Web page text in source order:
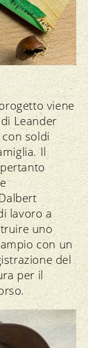
viene
Leander
soldi
Il
lavoro a
uno
con un
del
per il